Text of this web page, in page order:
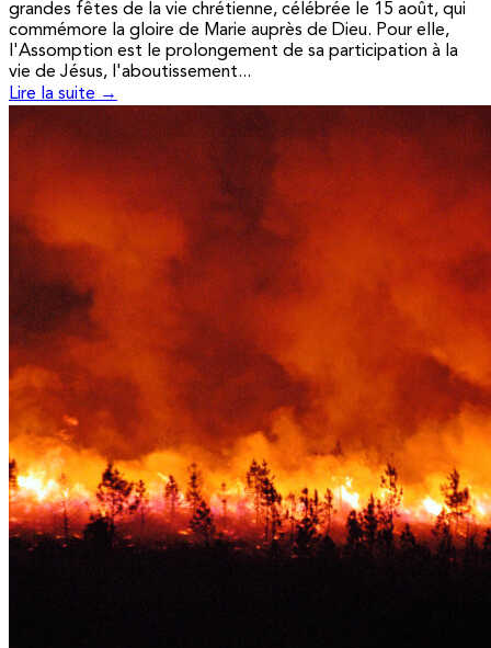
grandes fêtes de la vie chrétienne, célébrée le 15 août, qui
commémore la gloire de Marie auprès de Dieu. Pour elle,
l'Assomption est le prolongement de sa participation à la
vie de Jésus, l'aboutissement...
Lire la suite →